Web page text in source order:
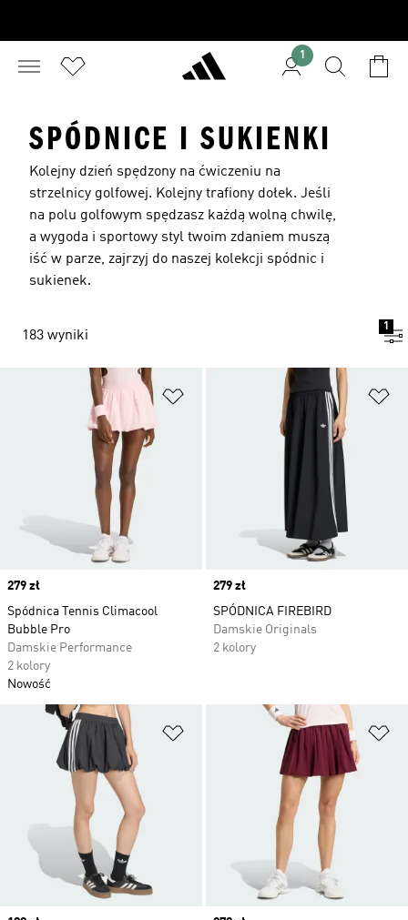
1
SPÓDNICE I SUKIENKI
Kolejny dzień spędzony na ćwiczeniu na
strzelnicy golfowej. Kolejny trafiony dołek. Jeśli
na polu golfowym spędzasz każdą wolną chwilę,
a wygoda i sportowy styl twoim zdaniem muszą
iść w parze, zajrzyj do naszej kolekcji spódnic i
sukienek.
183 wyniki
1
Dodaj do listy życzeń
Price
279 zł
Spódnica Tennis Climacool
Bubble Pro
Damskie Performance
2 kolory
Nowość
Price
279 zł
SPÓDNICA FIREBIRD
Damskie Originals
2 kolory
Dodaj do listy życzeń